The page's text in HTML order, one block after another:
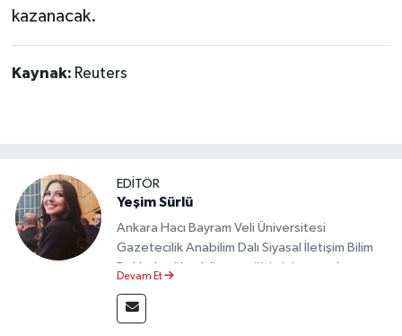
kazanacak.
Kaynak: Reuters
EDİTÖR
Yeşim Sürlü
Ankara Hacı Bayram Veli Üniversitesi
Gazetecilik Anabilim Dalı Siyasal İletişim Bilim
Dalı’nda yüksek lisans eğitimini tamamlamıştır.
akademik çalışmalar gerçekleştirmiştir.
Taşköprü Postası internet haber sitesinde
Devam Et